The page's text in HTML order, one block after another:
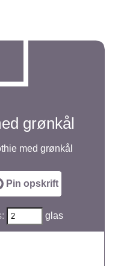
grønkål
med grønkål
Pin opskrift
glas